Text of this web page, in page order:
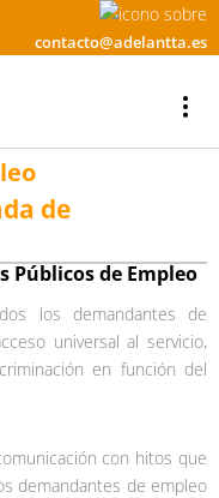
contacto@adelantta.es
de
Públicos de Empleo
los demandantes de
universal al servicio,
en función del
con hitos que
demandantes de empleo